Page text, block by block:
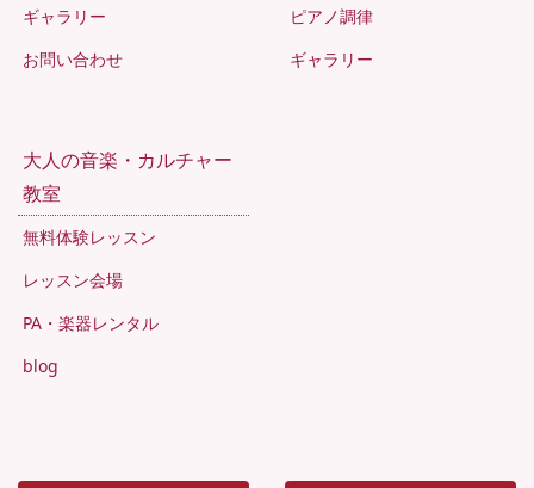
ギャラリー
お問い合わせ
ピアノ調律
ギャラリー
大人の音楽・カルチャー
教室
無料体験レッスン
レッスン会場
PA・楽器レンタル
blog